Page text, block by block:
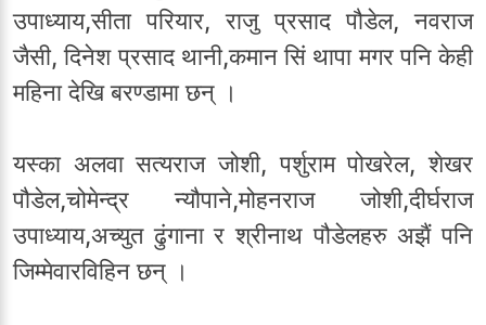
उपाध्याय,सीता परियार, राजु प्रसाद पौडेल, नवराज
जैसी, दिनेश प्रसाद थानी,कमान सिं थापा मगर पनि केही
महिना देखि बरण्डामा छन् ।
यस्का अलवा सत्यराज जोशी, पर्शुराम पोखरेल, शेखर
पौडेल,चोमेन्द्र न्यौपाने,मोहनराज जोशी,दीर्घराज
उपाध्याय,अच्युत ढुंगाना र श्रीनाथ पौडेलहरु अझैं पनि
जिम्मेवारविहिन छन् ।